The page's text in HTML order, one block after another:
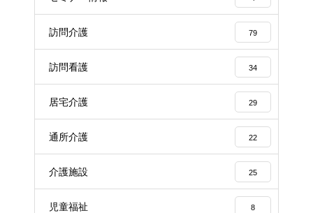
訪問介護 79
訪問看護 34
居宅介護 29
通所介護 22
介護施設 25
児童福祉 8